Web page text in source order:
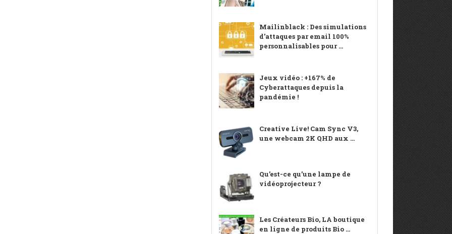
Mailinblack : Des simulations
d’attaques par email 100%
personnalisables pour ...
Jeux vidéo : +167% de
Cyberattaques depuis la
pandémie !
Creative Live! Cam Sync V3,
une webcam 2K QHD aux ...
Qu’est-ce qu’une lampe de
vidéoprojecteur ?
Les Créateurs Bio, LA boutique
en ligne de produits Bio ...